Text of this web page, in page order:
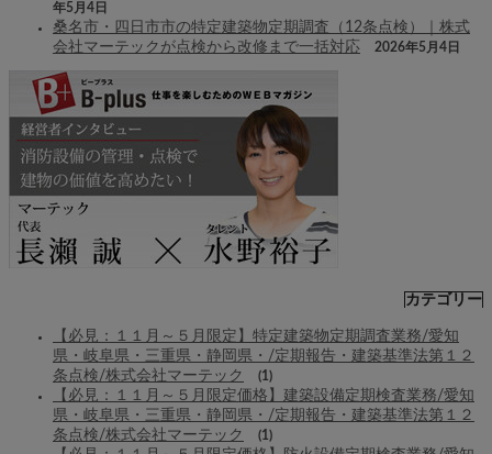
年5月4日
桑名市・四日市市の特定建築物定期調査（12条点検）｜株式
会社マーテックが点検から改修まで一括対応
2026年5月4日
カテゴリー
【必見：１１月～５月限定】特定建築物定期調査業務/愛知
県・岐阜県・三重県・静岡県・/定期報告・建築基準法第１２
条点検/株式会社マーテック
(1)
【必見：１１月～５月限定価格】建築設備定期検査業務/愛知
県・岐阜県・三重県・静岡県・/定期報告・建築基準法第１２
条点検/株式会社マーテック
(1)